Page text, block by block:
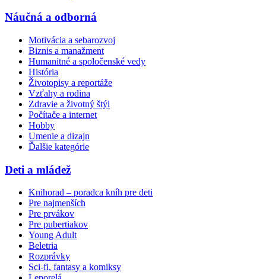
Náučná a odborná
Motivácia a sebarozvoj
Biznis a manažment
Humanitné a spoločenské vedy
História
Životopisy a reportáže
Vzťahy a rodina
Zdravie a životný štýl
Počítače a internet
Hobby
Umenie a dizajn
Ďalšie kategórie
Deti a mládež
Knihorad – poradca kníh pre deti
Pre najmenších
Pre prvákov
Pre pubertiakov
Young Adult
Beletria
Rozprávky
Sci-fi, fantasy a komiksy